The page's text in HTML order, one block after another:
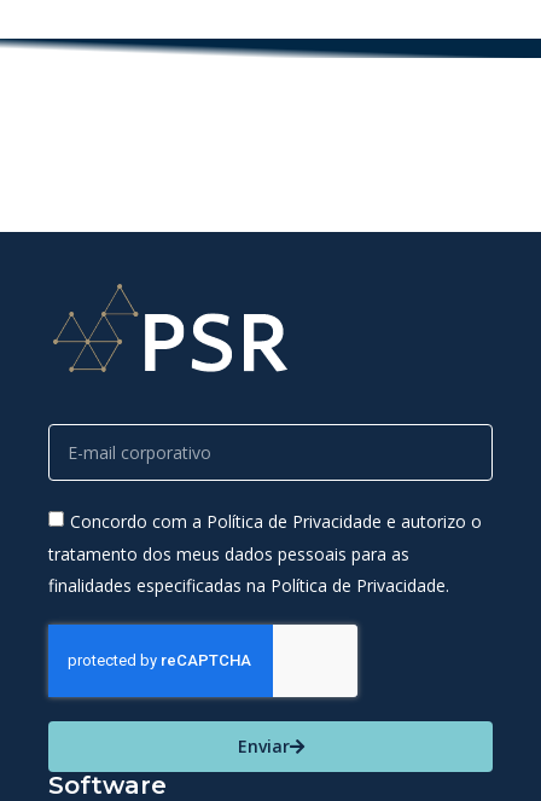
Concordo com a Política de Privacidade e autorizo o
tratamento dos meus dados pessoais para as
finalidades especificadas na Política de Privacidade.
Enviar
Software